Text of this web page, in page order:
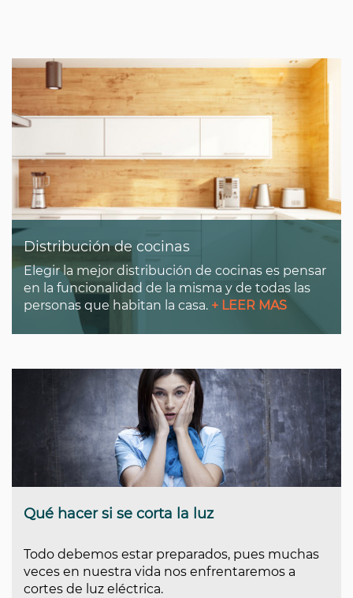
Distribución de cocinas
Elegir la mejor distribución de cocinas es pensar
en la funcionalidad de la misma y de todas las
personas que habitan la casa. + LEER MAS
Qué hacer si se corta la luz
Todo debemos estar preparados, pues muchas
veces en nuestra vida nos enfrentaremos a
cortes de luz eléctrica.